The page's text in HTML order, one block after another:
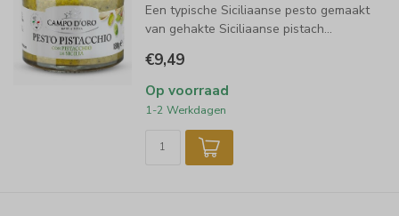
Een typische Siciliaanse pesto gemaakt
van gehakte Siciliaanse pistach...
€9,49
Op voorraad
1-2 Werkdagen